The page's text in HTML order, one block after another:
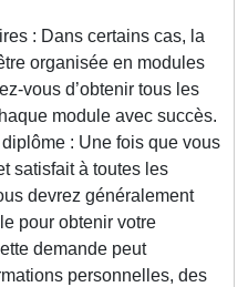
: Dans certains cas, la
organisée en modules
vous d’obtenir tous les
module avec succès.
: Une fois que vous
satisfait à toutes les
devrez généralement
pour obtenir votre
demande peut
personnelles, des